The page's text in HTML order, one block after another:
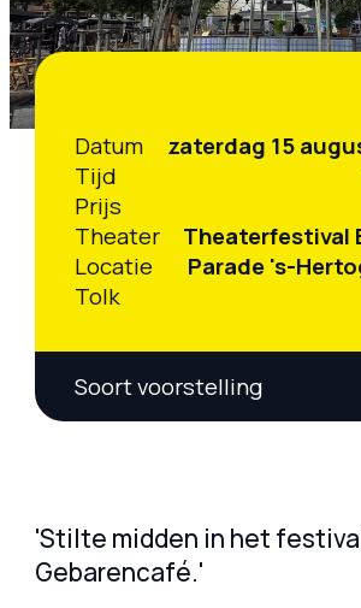
'Stilte midden in het
Gebarencafé.'
Datum
zaterdag 15
Tijd
Prijs
Theater
Theaterfestival
Locatie
Parade 's-
Tolk
Soort voorstelling